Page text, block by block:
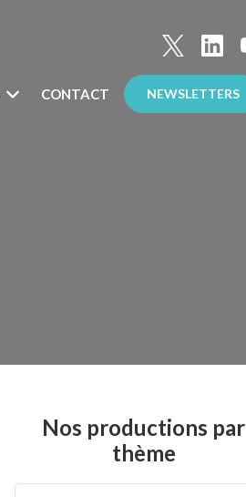
CONTACT NEWSLETTERS
Nos productions par
thème